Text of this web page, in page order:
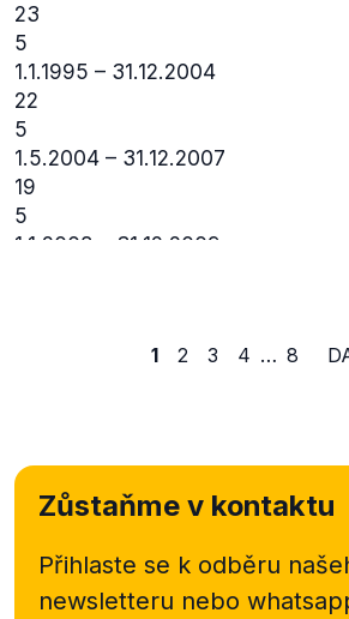
23
5
1.1.1995 – 31.12.2004
22
5
1.5.2004 – 31.12.2007
19
5
1.1.2008 – 31.12.2009
DPH v tomto období téměř
Dodejme, že v období od vstupu
snížené a základní sazby
1 2 3 4 … 8
Zůstaňme v kontaktu
Přihlaste se k odběru
newsletteru nebo